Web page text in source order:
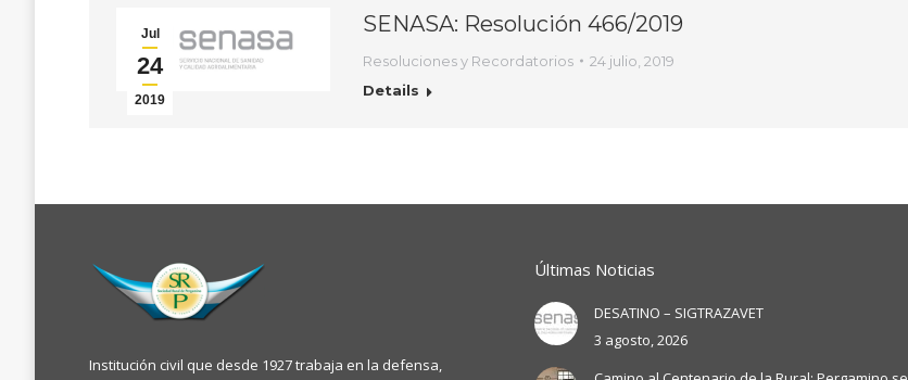
Jul
24
2019
SENASA: Resolución 466/2019
Resoluciones y Recordatorios
24 julio, 2019
Details
Institución civil que desde 1927 trabaja en la defensa,
Últimas Noticias
DESATINO – SIGTRAZAVET
3 agosto, 2026